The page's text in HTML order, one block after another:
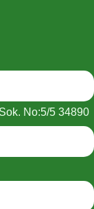
No:5/5 34890